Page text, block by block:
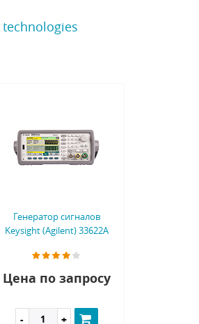
technologies
Генератор сигналов
Keysight (Agilent) 33622A
Цена по запросу